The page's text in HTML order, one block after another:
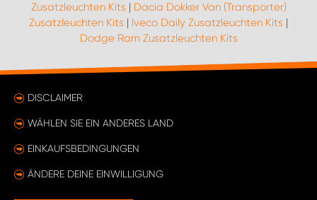
Zusatzleuchten Kits | Dacia Dokker Van (Transporter)
Zusatzleuchten Kits | Iveco Daily Zusatzleuchten Kits |
Dodge Ram Zusatzleuchten Kits
DISCLAIMER
WÄHLEN SIE EIN ANDERES LAND
EINKAUFSBEDINGUNGEN
ÄNDERE DEINE EINWILLIGUNG